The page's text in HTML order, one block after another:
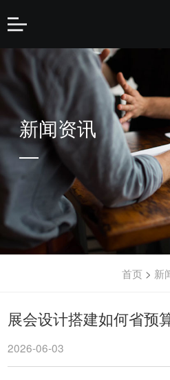
新闻资讯
首页 > 新
展会设计搭建如何省预
2026-06-03